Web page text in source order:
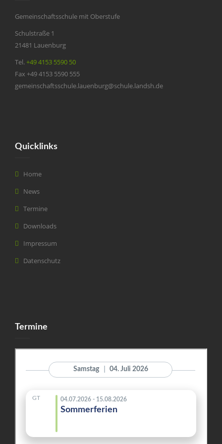
Gemeinschaftsschule mit Oberstufe
Schulstraße 1
21481 Lauenburg
Tel.+49 4153 5590 50
Fax +49 4153 5590 555
gemeinschaftsschule.lauenburg@schule.landsh.de
Quicklinks
Home
News
Termine
Downloads
Impressum
Datenschutz
Termine